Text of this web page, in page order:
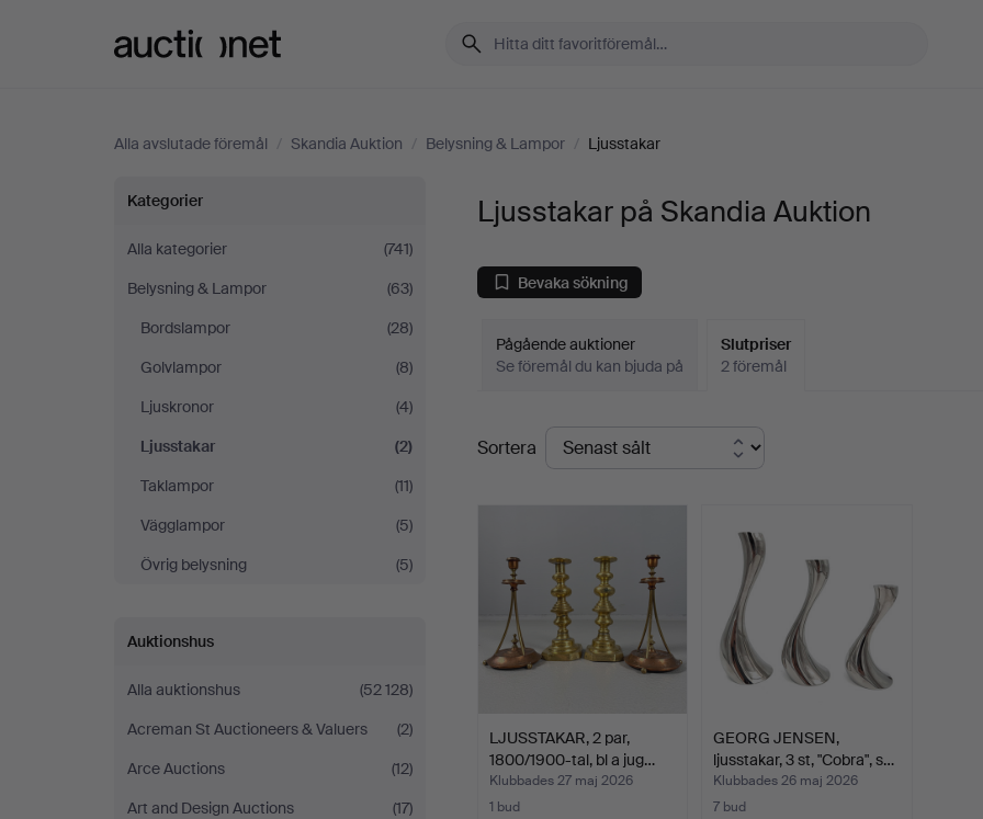
Alla avslutade föremål / Skandia Auktion / Belysning & Lampor / Ljusstakar
Ljusstakar
på
Skandia
Auktion
Kategorier
Alla kategorier
(741)
Belysning & Lampor
(63)
Bordslampor
(28)
Golvlampor
(8)
Ljuskronor
(4)
Ljusstakar
(2)
Taklampor
(11)
Vägglampor
(5)
Övrig belysning
(5)
Auktionshus
Alla auktionshus
(52 128)
Acreman St Auctioneers & Valuers
(2)
Arce Auctions
(12)
Art and Design Auctions
(17)
Ljusstakar på Skandia Auktion
Bevaka sökning
Pågående auktioner
Se föremål du kan bjuda på
Slutpriser
2 föremål
Slutpriser
Sortera
LJUSSTAKAR, 2 par,
1800/1900-tal, bl a jug…
Klubbades 27 maj 2026
1 bud
GEORG JENSEN,
ljusstakar, 3 st, "Cobra", s…
Klubbades 26 maj 2026
7 bud